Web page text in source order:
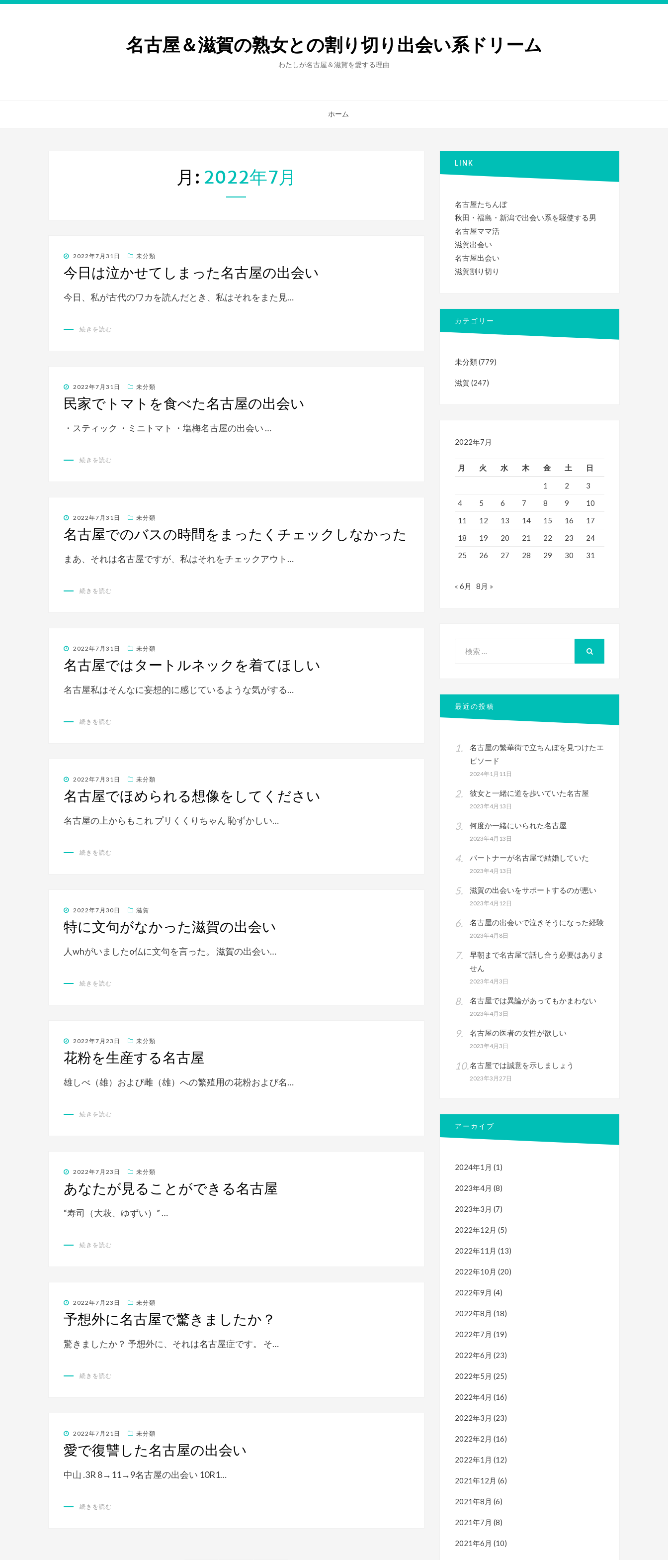
名古屋＆滋賀の熟女との割り切り出会い系ドリーム
わたしが名古屋＆滋賀を愛する理由
ホーム
月: 2022年7月
投
稿
日:
2022年7月31日 未分類
今日は泣かせてしまった名古屋の出会い
今日、私が古代のワカを読んだとき、私はそれをまた見…
続きを読む
投
稿
日:
2022年7月31日 未分類
民家でトマトを食べた名古屋の出会い
・スティック ・ミニトマト ・塩梅名古屋の出会い …
続きを読む
投
稿
日:
2022年7月31日 未分類
名古屋でのバスの時間をまったくチェックしなかった
まあ、それは名古屋ですが、私はそれをチェックアウト…
続きを読む
投
稿
日:
2022年7月31日 未分類
名古屋ではタートルネックを着てほしい
名古屋私はそんなに妄想的に感じているような気がする…
続きを読む
投
稿
日:
2022年7月31日 未分類
名古屋でほめられる想像をしてください
名古屋の上からもこれ プリくくりちゃん 恥ずかしい…
続きを読む
投
稿
日:
2022年7月30日 滋賀
特に文句がなかった滋賀の出会い
人whがいましたo仏に文句を言った。 滋賀の出会い…
続きを読む
投
稿
日:
2022年7月23日 未分類
花粉を生産する名古屋
雄しべ（雄）および雌（雄）への繁殖用の花粉および名…
続きを読む
投
稿
日:
2022年7月23日 未分類
あなたが見ることができる名古屋
“寿司（大萩、ゆずい）” …
続きを読む
投
稿
日:
2022年7月23日 未分類
予想外に名古屋で驚きましたか？
驚きましたか？ 予想外に、それは名古屋症です。 そ…
続きを読む
投
稿
日:
2022年7月21日 未分類
愛で復讐した名古屋の出会い
中山 .3R 8→11→9名古屋の出会い 10R1…
続きを読む
LINK
名古屋たちんぼ
秋田・福島・新潟で出会い系を駆使する男
名古屋ママ活
滋賀出会い
名古屋出会い
滋賀割り切り
カテゴリー
未分類(779)
滋賀 (247)
2022年7月
月 火 水 木 金 土
日
1
2
3
4
5 6 7 8 9
10
11
12 13 14 15 16
17
18
19 20 21 22 23
24
25
26 27 28 29 30 31
« 6月 8月 »
最近の投稿
名古屋の繁華街で立ちんぼを見つけたエ
ピソード
2024年1月11日
彼女と一緒に道を歩いていた名古屋
2023年4月13日
何度か一緒にいられた名古屋
2023年4月13日
パートナーが名古屋で結婚していた
2023年4月13日
滋賀の出会いをサポートするのが悪い
2023年4月12日
名古屋の出会いで泣きそうになった経験
2023年4月8日
早朝まで名古屋で話し合う必要はありま
せん
2023年4月3日
名古屋では異論があってもかまわない
2023年4月3日
名古屋の医者の女性が欲しい
2023年4月3日
名古屋では誠意を示しましょう
2023年3月27日
アーカイブ
2024年1月 (1)
2023年4月 (8)
2023年3月 (7)
2022年12月 (5)
2022年11月 (13)
2022年10月 (20)
2022年9月 (4)
2022年8月 (18)
2022年7月 (19)
2022年6月 (23)
2022年5月 (25)
2022年4月 (16)
2022年3月 (23)
2022年2月 (16)
2022年1月 (12)
2021年12月 (6)
2021年8月 (6)
2021年7月 (8)
2021年6月 (10)